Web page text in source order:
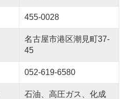
455-0028
名古屋市港区潮見町37-
45
052-619-6580
石油、高圧ガス、化成